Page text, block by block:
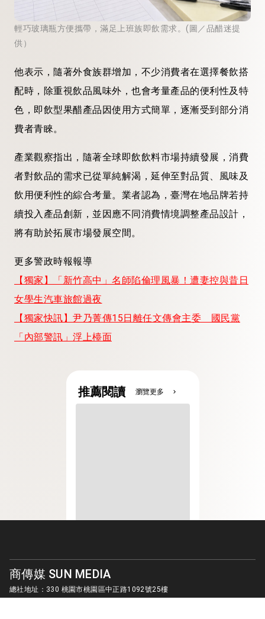
輕巧玻璃瓶方便攜帶，滿足上班族即飲需求。(圖／品醋迷提
供）
他表示，隨著外食族群增加，不少消費者在選擇餐飲搭
配時，除重視飲品風味外，也會考量產品的便利性及特
色，即飲型果醋產品因使用方式簡單，逐漸受到部分消
費者青睞。
產業觀察指出，隨著全球即飲飲料市場持續發展，消費
者對飲品的需求已從單純解渴，延伸至對品質、風味及
飲用便利性的綜合考量。業者認為，臺灣在地品牌若持
續投入產品創新，並因應不同消費情境調整產品設計，
將有助於拓展市場發展空間。
更多警政時報報導
【獨家】「新竹高中」名師陷倫理風暴！遭妻控與昔日
女學生汽車旅館過夜
【獨家快訊】尹乃菁傳15日離任文傳會主委 國民黨
「內部警訊」浮上檯面
推薦閱讀 瀏覽更多 chevron_right
商傳媒 SUN MEDIA
總社地址：330 桃園市桃園區中正路1092號25樓